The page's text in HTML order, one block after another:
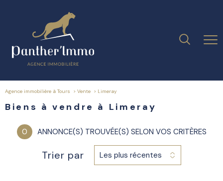
Agence immobilière à Tours Vente limeray
Biens à vendre à Limeray
0 ANNONCE(S) TROUVÉE(S) SELON VOS CRITÈRES
Trier par Les plus récentes